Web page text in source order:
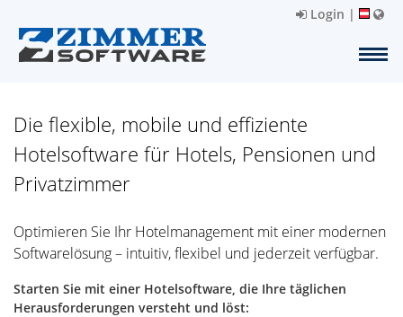
Login |
Die flexible, mobile und effiziente
Hotelsoftware für Hotels, Pensionen und
Privatzimmer
Optimieren Sie Ihr Hotelmanagement mit einer modernen
Softwarelösung – intuitiv, flexibel und jederzeit verfügbar.
Starten Sie mit einer Hotelsoftware, die Ihre täglichen
Herausforderungen versteht und löst: